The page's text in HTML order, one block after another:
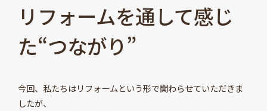
リフォームを通して感じ
た“つながり”
今回、私たちはリフォームという形で関わらせていただきま
したが、